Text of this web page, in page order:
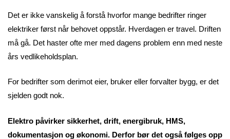
Det er ikke vanskelig å forstå hvorfor mange bedrifter ringer
elektriker først når behovet oppstår. Hverdagen er travel. Driften
må gå. Det haster ofte mer med dagens problem enn med neste
års vedlikeholdsplan.
For bedrifter som derimot eier, bruker eller forvalter bygg, er det
sjelden godt nok.
Elektro påvirker sikkerhet, drift, energibruk, HMS,
dokumentasjon og økonomi. Derfor bør det også følges opp